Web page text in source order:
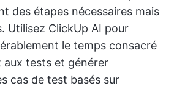
des étapes nécessaires mais
Utilisez ClickUp AI pour
le temps consacré
aux tests et générer
cas de test basés sur